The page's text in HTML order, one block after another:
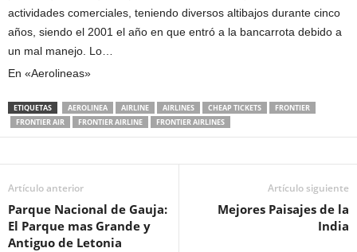
actividades comerciales, teniendo diversos altibajos durante cinco
años, siendo el 2001 el año en que entró a la bancarrota debido a
un mal manejo. Lo…
En «Aerolineas»
ETIQUETAS AEROLINEA AIRLINE AIRLINES CHEAP TICKETS
FRONTIER
FRONTIER AIR
FRONTIER AIRLINE FRONTIER AIRLINES
Artículo anterior
Parque Nacional de Gauja:
El Parque mas Grande y
Antiguo de Letonia
Artículo siguiente
Mejores Paisajes de la
India